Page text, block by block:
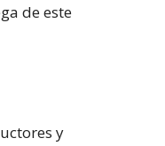
de este
y